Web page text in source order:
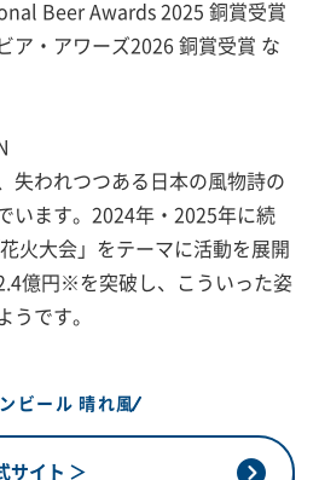
Beer Awards 2025 銅賞受賞
ア・アワーズ2026 銅賞受賞 な
失われつつある日本の風物詩の
います。2024年・2025年に続
火大会」をテーマに活動を展開
億円※を突破し、こういった姿
うです。
ビール 晴れ風
サイト ＞